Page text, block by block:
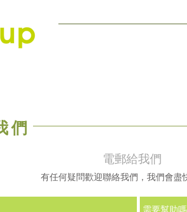
們
有任何疑問歡迎聯絡我們，我們會盡
電郵給我們